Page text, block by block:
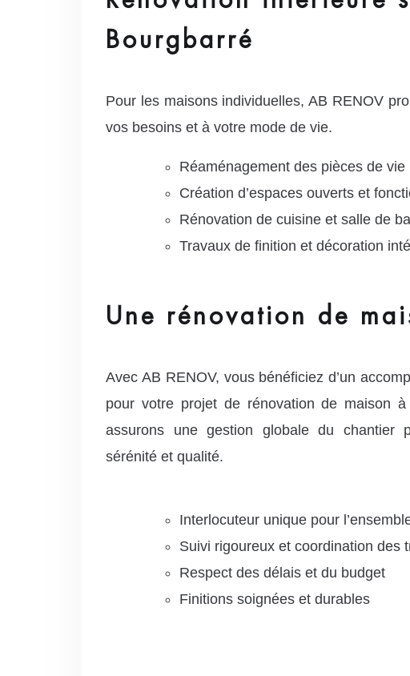
Bourgbarré
Pour les maisons individuelles, AB RENOV
vos besoins et à votre mode de vie.
Réaménagement des pièces de vie
Création d’espaces ouverts et
Rénovation de cuisine et salle de
Travaux de finition et décoration
Une rénovation de
Avec AB RENOV, vous bénéficiez d’un
pour votre projet de rénovation de maison à
assurons une gestion globale du chantier
sérénité et qualité.
Interlocuteur unique pour
Suivi rigoureux et coordination des
Respect des délais et du budget
Finitions soignées et durables